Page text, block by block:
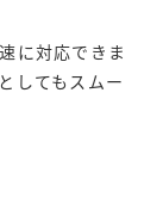
に対応できま
してもスムー